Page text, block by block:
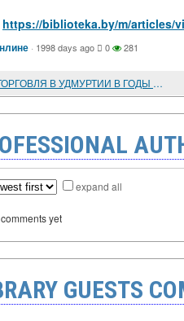
https://biblioteka.by/m/
· 1998 days ago 0 281
ЧАСТНАЯ ТОРГОВЛЯ В УДМУРТИИ В ГОДЫ НЭПА
expand all
yet
GUESTS